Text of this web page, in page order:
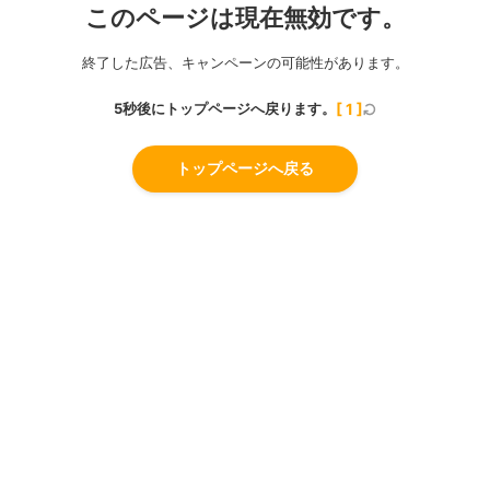
このページは現在無効です。
終了した広告、キャンペーンの可能性があります。
5秒後にトップページへ戻ります。 [1 ]
トップページへ戻る